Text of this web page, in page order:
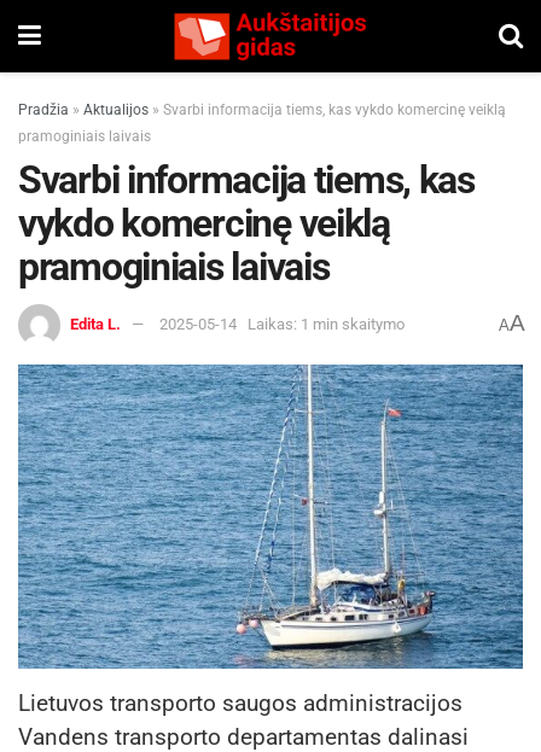
Pradžia » Aktualijos » Svarbi informacija tiems, kas vykdo komercinę veiklą
pramoginiais laivais
Svarbi informacija tiems, kas
vykdo komercinę veiklą
pramoginiais laivais
Edita L. 2025-05-14 Laikas: 1 min skaitymo AA
Lietuvos transporto saugos administracijos
Vandens transporto departamentas dalinasi